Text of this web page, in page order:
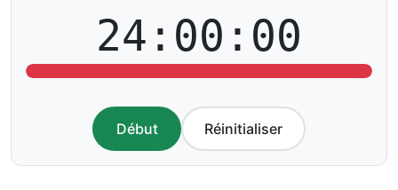
24:00:00
Début Réinitialiser